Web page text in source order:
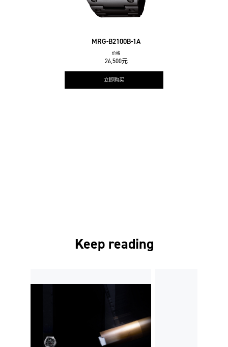
MRG-B2100B-1A
价格
26,500元
立即购买
Keep reading